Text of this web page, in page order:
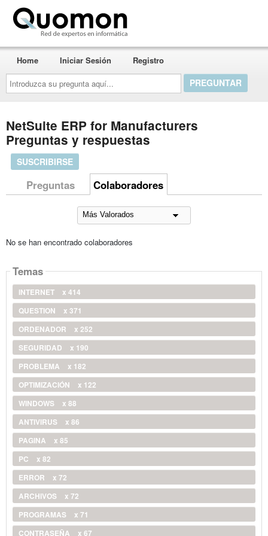
Introduzca
su
pregunta
aquí...
Home Iniciar Sesión Registro
NetSuite ERP for Manufacturers
Preguntas y respuestas
SUSCRIBIRSE
Preguntas Colaboradores
No se han encontrado colaboradores
Temas
INTERNET
x 414
QUESTION
x 371
ORDENADOR
x 252
SEGURIDAD
x 190
PROBLEMA
x 182
OPTIMIZACIÓN
x 122
WINDOWS
x 88
ANTIVIRUS
x 86
PAGINA
x 85
PC
x 82
ERROR
x 72
ARCHIVOS
x 72
PROGRAMAS
x 71
CONTRASEÑA
x 67